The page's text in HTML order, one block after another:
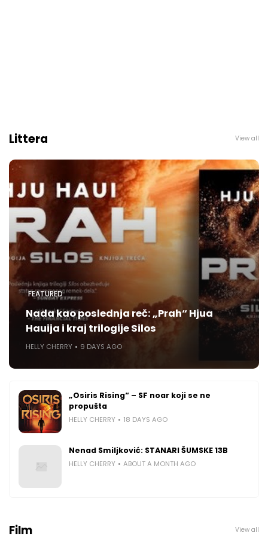
Littera View all
FEATURED
Nada kao poslednja reč: „Prah“ Hjua
Hauija i kraj trilogije Silos
HELLY CHERRY 9 DAYS AGO
„Osiris Rising“ – SF noar koji se ne
propušta
HELLY CHERRY 18 DAYS AGO
Nenad Smiljković: STANARI ŠUMSKE 13B
HELLY CHERRY ABOUT A MONTH AGO
Film View all